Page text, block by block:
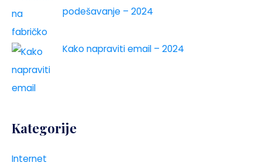
podešavanje – 2024
Kako napraviti email – 2024
Kategorije
Internet